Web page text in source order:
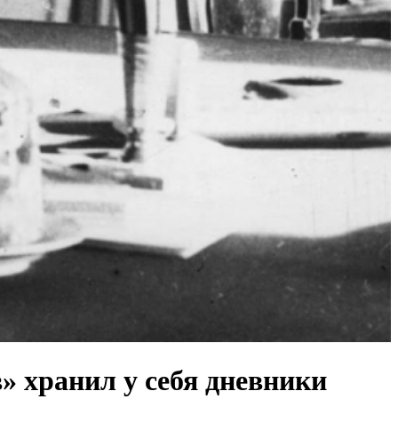
хранил у себя дневники